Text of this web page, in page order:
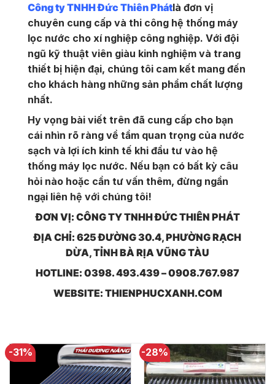
Công ty TNHH Đức Thiên Phátlà đơn vị
chuyên cung cấp và thi công hệ thống máy
lọc nước cho xí nghiệp công nghiệp. Với đội
ngũ kỹ thuật viên giàu kinh nghiệm và trang
thiết bị hiện đại, chúng tôi cam kết mang đến
cho khách hàng những sản phẩm chất lượng
nhất.
Hy vọng bài viết trên đã cung cấp cho bạn
cái nhìn rõ ràng về tầm quan trọng của nước
sạch và lợi ích kinh tế khi đầu tư vào hệ
thống máy lọc nước. Nếu bạn có bất kỳ câu
hỏi nào hoặc cần tư vấn thêm, đừng ngần
ngại liên hệ với chúng tôi!
ĐƠN VỊ: CÔNG TY TNHH ĐỨC THIÊN PHÁT
ĐỊA CHỈ: 625 ĐƯỜNG 30.4, PHƯỜNG RẠCH
DỪA, TỈNH BÀ RỊA VŨNG TÀU
HOTLINE: 0398. 493.439 – 0908.767.987
WEBSITE: THIENPHUCXANH.COM
-31% -28%